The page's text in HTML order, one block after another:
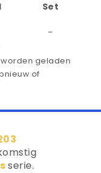
Set
-
geladen
of
serie.